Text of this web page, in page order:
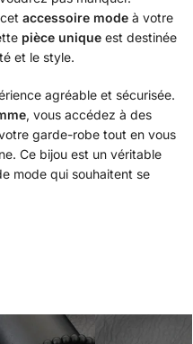
accessoire mode à votre
pièce unique est destinée
et le style.
agréable et sécurisée.
, vous accédez à des
garde-robe tout en vous
Ce bijou est un véritable
mode qui souhaitent se